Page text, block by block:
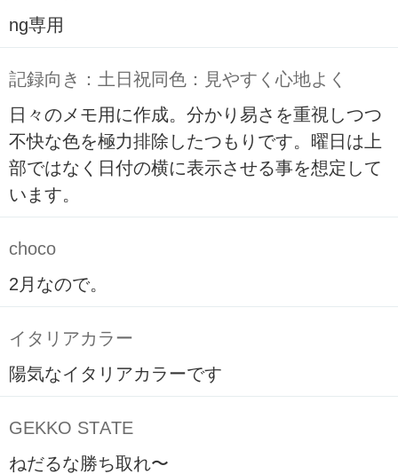
ng専用
記録向き：土日祝同色：見やすく心地よく
日々のメモ用に作成。分かり易さを重視しつつ
不快な色を極力排除したつもりです。曜日は上
部ではなく日付の横に表示させる事を想定して
います。
choco
2月なので。
イタリアカラー
陽気なイタリアカラーです
GEKKO STATE
ねだるな勝ち取れ〜